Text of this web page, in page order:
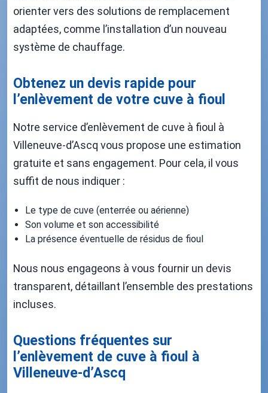
orienter vers des solutions de remplacement
adaptées, comme l’installation d’un nouveau
système de chauffage.
Obtenez un devis rapide pour
l’enlèvement de votre cuve à fioul
Notre service d’enlèvement de cuve à fioul à
Villeneuve-d’Ascq vous propose une estimation
gratuite et sans engagement. Pour cela, il vous
suffit de nous indiquer :
Le type de cuve (enterrée ou aérienne)
Son volume et son accessibilité
La présence éventuelle de résidus de fioul
Nous nous engageons à vous fournir un devis
transparent, détaillant l’ensemble des prestations
incluses.
Questions fréquentes sur
l’enlèvement de cuve à fioul à
Villeneuve-d’Ascq